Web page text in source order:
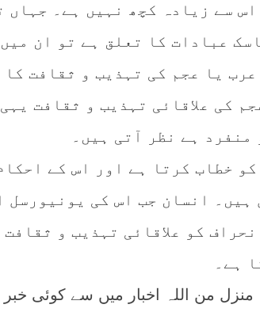
سے زیادہ کچھ نہیں ہے۔ جہاں
عبادات کا تعلق ہے تو ان
یا عجم کی تہذیب و ثقافت کا
کی علاقائی تہذیب و ثقافت یہی
ہے نظر آتی ہیں۔
خطاب کرتا ہے اور اس کے
انسان جب اس کی یونیورسل
کو علاقائی تہذیب و ثقافت
ہے۔
من اللہ اخبار میں سے کوئی خبر